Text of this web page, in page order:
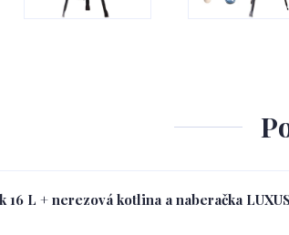
L + nerezová kotlina a naberačka